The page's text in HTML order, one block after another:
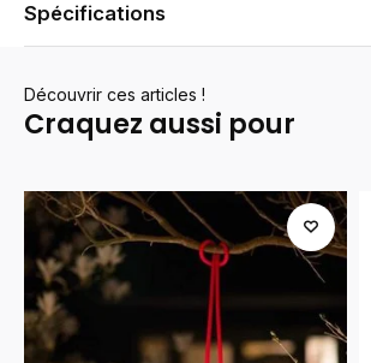
Spécifications
Découvrir ces articles !
Craquez aussi pour